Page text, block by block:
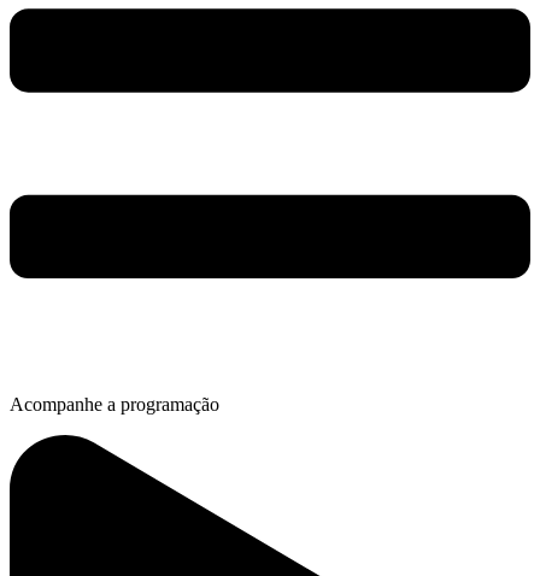
Acompanhe a programação